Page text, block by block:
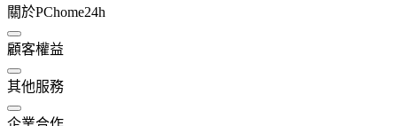
關於PChome24h
顧客權益
其他服務